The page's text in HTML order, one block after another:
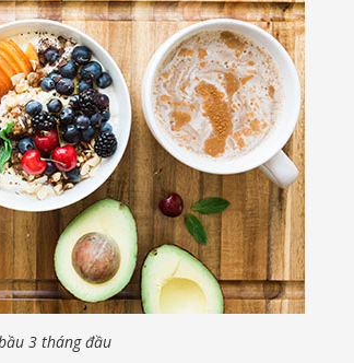
3 tháng đầu